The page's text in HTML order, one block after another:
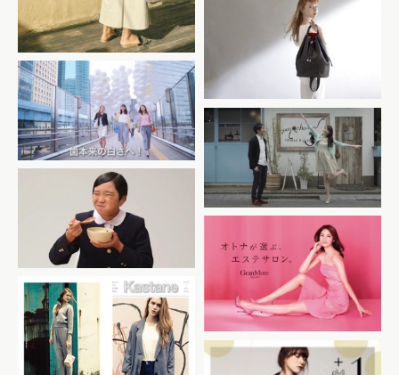
TOV AW16 カタログ
サンスター Ora2ステインク
リア WEB広告
Ora2 10000人モニターキャ
ンペーン
クノール スープかけご飯
GranMore
Kastane SS13 カタログ